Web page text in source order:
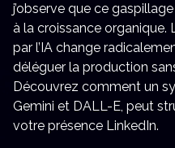
j’observe que ce
à la croissance organique.
par l’IA change
déléguer la production
Découvrez comment un
Gemini et DALL-E, peut
votre présence LinkedIn.